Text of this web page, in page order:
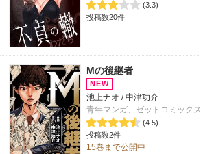
(3.3)
投稿数20件
Mの後継者
池上ナオ / 中津功介
青年マンガ、ゼットコミックス
(4.5)
投稿数2件
15巻まで公開中